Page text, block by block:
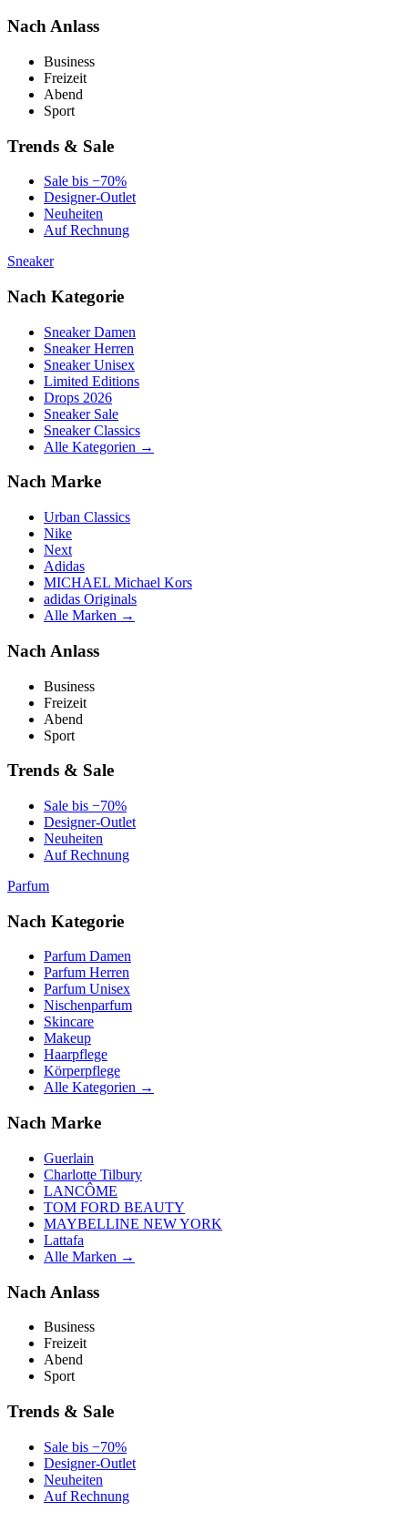
Nach Anlass
Business
Freizeit
Abend
Sport
Trends & Sale
Sale bis −70%
Designer-Outlet
Neuheiten
Auf Rechnung
Sneaker
Nach Kategorie
Sneaker Damen
Sneaker Herren
Sneaker Unisex
Limited Editions
Drops 2026
Sneaker Sale
Sneaker Classics
Alle Kategorien →
Nach Marke
Urban Classics
Nike
Next
Adidas
MICHAEL Michael Kors
adidas Originals
Alle Marken →
Nach Anlass
Business
Freizeit
Abend
Sport
Trends & Sale
Sale bis −70%
Designer-Outlet
Neuheiten
Auf Rechnung
Parfum
Nach Kategorie
Parfum Damen
Parfum Herren
Parfum Unisex
Nischenparfum
Skincare
Makeup
Haarpflege
Körperpflege
Alle Kategorien →
Nach Marke
Guerlain
Charlotte Tilbury
LANCÔME
TOM FORD BEAUTY
MAYBELLINE NEW YORK
Lattafa
Alle Marken →
Nach Anlass
Business
Freizeit
Abend
Sport
Trends & Sale
Sale bis −70%
Designer-Outlet
Neuheiten
Auf Rechnung